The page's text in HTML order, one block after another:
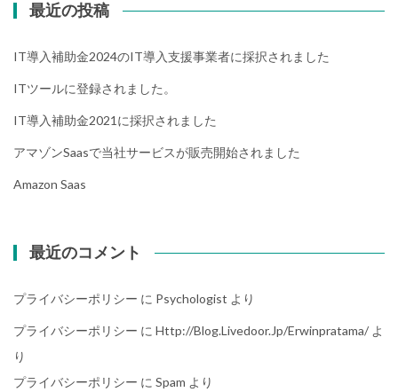
最近の投稿
IT導入補助金2024のIT導入支援事業者に採択されました
ITツールに登録されました。
IT導入補助金2021に採択されました
アマゾンsaasで当社サービスが販売開始されました
Amazon Saas
最近のコメント
プライバシーポリシー に Psychologist より
プライバシーポリシー に Http://blog.livedoor.jp/erwinpratama/ よ
り
プライバシーポリシー に Spam より